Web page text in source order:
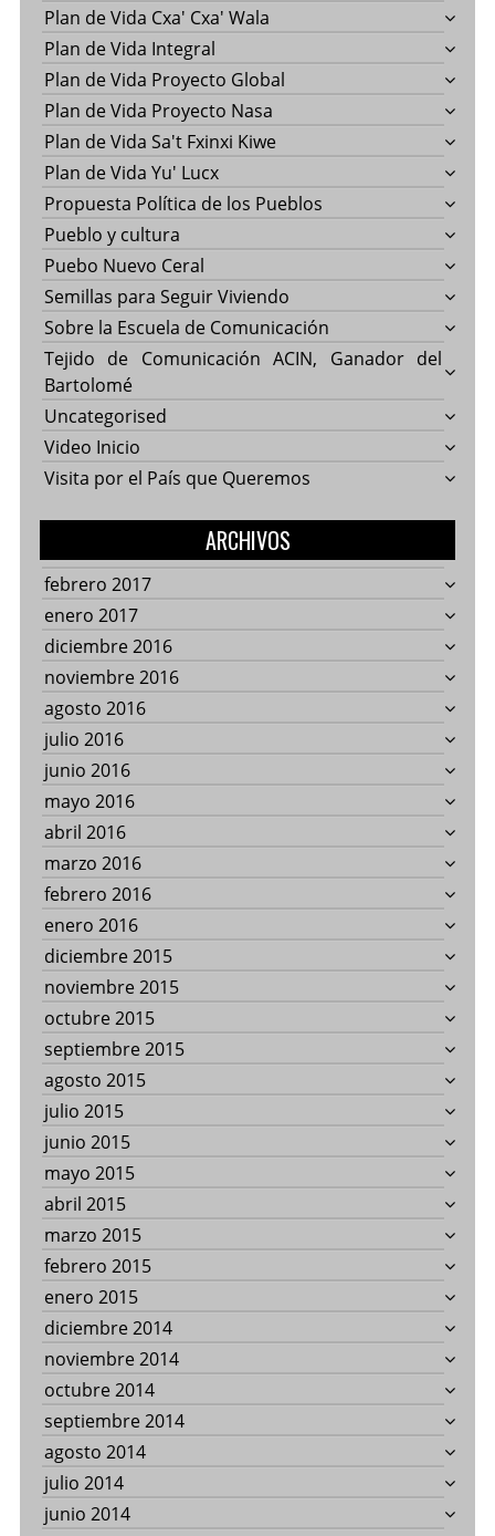
Plan de Vida Cxa' Cxa' Wala
Plan de Vida Integral
Plan de Vida Proyecto Global
Plan de Vida Proyecto Nasa
Plan de Vida Sa't Fxinxi Kiwe
Plan de Vida Yu' Lucx
Propuesta Política de los Pueblos
Pueblo y cultura
Puebo Nuevo Ceral
Semillas para Seguir Viviendo
Sobre la Escuela de Comunicación
Tejido de Comunicación ACIN, Ganador del
Bartolomé
Uncategorised
Video Inicio
Visita por el País que Queremos
ARCHIVOS
febrero 2017
enero 2017
diciembre 2016
noviembre 2016
agosto 2016
julio 2016
junio 2016
mayo 2016
abril 2016
marzo 2016
febrero 2016
enero 2016
diciembre 2015
noviembre 2015
octubre 2015
septiembre 2015
agosto 2015
julio 2015
junio 2015
mayo 2015
abril 2015
marzo 2015
febrero 2015
enero 2015
diciembre 2014
noviembre 2014
octubre 2014
septiembre 2014
agosto 2014
julio 2014
junio 2014